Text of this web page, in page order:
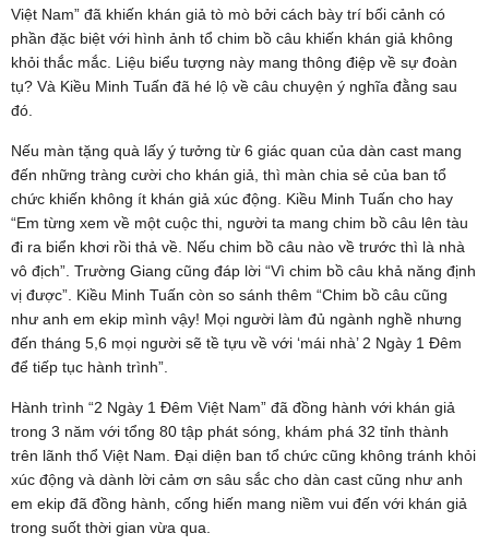
Việt Nam” đã khiến khán giả tò mò bởi cách bày trí bối cảnh có
phần đặc biệt với hình ảnh tổ chim bồ câu khiến khán giả không
khỏi thắc mắc. Liệu biểu tượng này mang thông điệp về sự đoàn
tụ? Và Kiều Minh Tuấn đã hé lộ về câu chuyện ý nghĩa đằng sau
đó.
Nếu màn tặng quà lấy ý tưởng từ 6 giác quan của dàn cast mang
đến những tràng cười cho khán giả, thì màn chia sẻ của ban tổ
chức khiến không ít khán giả xúc động. Kiều Minh Tuấn cho hay
“Em từng xem về một cuộc thi, người ta mang chim bồ câu lên tàu
đi ra biển khơi rồi thả về. Nếu chim bồ câu nào về trước thì là nhà
vô địch”. Trường Giang cũng đáp lời “Vì chim bồ câu khả năng định
vị được”. Kiều Minh Tuấn còn so sánh thêm “Chim bồ câu cũng
như anh em ekip mình vậy! Mọi người làm đủ ngành nghề nhưng
đến tháng 5,6 mọi người sẽ tề tựu về với ‘mái nhà’ 2 Ngày 1 Đêm
để tiếp tục hành trình”.
Hành trình “2 Ngày 1 Đêm Việt Nam” đã đồng hành với khán giả
trong 3 năm với tổng 80 tập phát sóng, khám phá 32 tỉnh thành
trên lãnh thổ Việt Nam. Đại diện ban tổ chức cũng không tránh khỏi
xúc động và dành lời cảm ơn sâu sắc cho dàn cast cũng như anh
em ekip đã đồng hành, cống hiến mang niềm vui đến với khán giả
trong suốt thời gian vừa qua.